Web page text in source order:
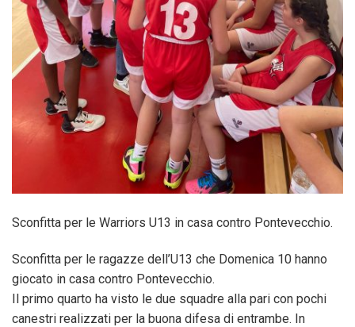
Sconfitta per le Warriors U13 in casa contro Pontevecchio.
Sconfitta per le ragazze dell’U13 che Domenica 10 hanno
giocato in casa contro Pontevecchio.
Il primo quarto ha visto le due squadre alla pari con pochi
canestri realizzati per la buona difesa di entrambe. In